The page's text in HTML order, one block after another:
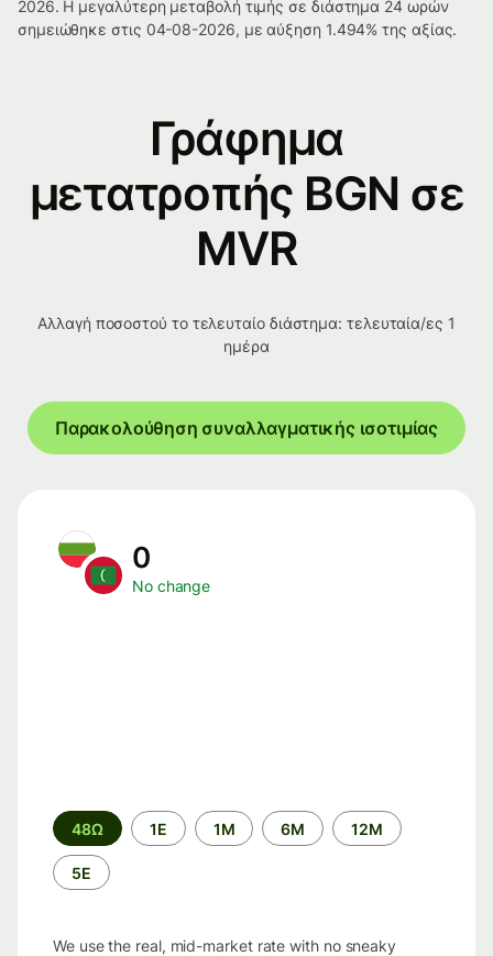
2026. Η μεγαλύτερη μεταβολή τιμής σε διάστημα 24 ωρών
σημειώθηκε στις 04-08-2026, με αύξηση 1.494% της αξίας.
Γράφημα
μετατροπής BGN σε
MVR
Αλλαγή ποσοστού το τελευταίο διάστημα: τελευταία/ες 1
ημέρα
Παρακολούθηση συναλλαγματικής ισοτιμίας
0
No change
Time
period
48Ω 1Ε 1M 6M 12M
5Ε
We use the real, mid-market rate with no sneaky